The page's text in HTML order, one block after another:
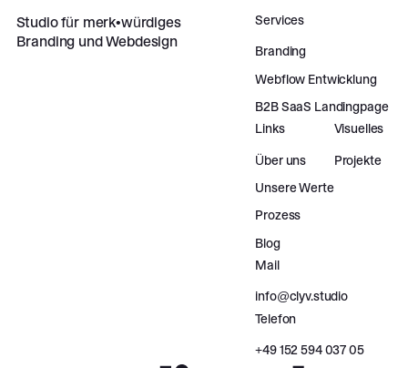
Studio für merk•würdiges
Branding und Webdesign
Services
Branding
Webflow Entwicklung
B2B SaaS Landingpage
Links
Über uns
Unsere Werte
Prozess
Blog
Visuelles
Projekte
Mail
info@clyv.studio
Telefon
‪+49 152 594 037 05‬